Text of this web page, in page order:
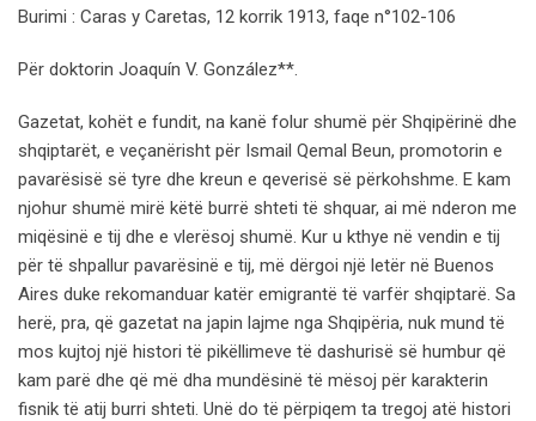
Burimi : Caras y Caretas, 12 korrik 1913, faqe n°102-106
Për doktorin Joaquín V. González**.
Gazetat, kohët e fundit, na kanë folur shumë për Shqipërinë dhe
shqiptarët, e veçanërisht për Ismail Qemal Beun, promotorin e
pavarësisë së tyre dhe kreun e qeverisë së përkohshme. E kam
njohur shumë mirë këtë burrë shteti të shquar, ai më nderon me
miqësinë e tij dhe e vlerësoj shumë. Kur u kthye në vendin e tij
për të shpallur pavarësinë e tij, më dërgoi një letër në Buenos
Aires duke rekomanduar katër emigrantë të varfër shqiptarë. Sa
herë, pra, që gazetat na japin lajme nga Shqipëria, nuk mund të
mos kujtoj një histori të pikëllimeve të dashurisë së humbur që
kam parë dhe që më dha mundësinë të mësoj për karakterin
fisnik të atij burri shteti. Unë do të përpiqem ta tregoj atë histori